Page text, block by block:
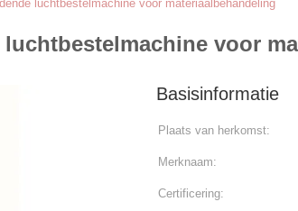
luchtbestelmachine voor materiaalbehandeling
voor
Basisinformatie
Plaats van herkomst:
Merknaam:
Certificering: